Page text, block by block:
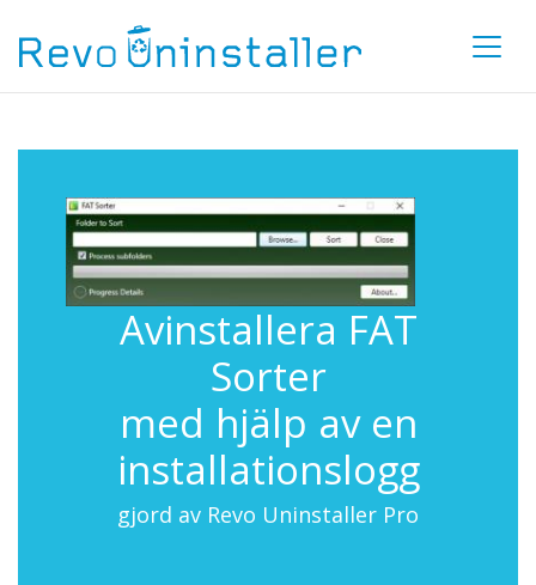
Avinstallera FAT
Sorter
med hjälp av en
installationslogg
gjord av Revo Uninstaller Pro